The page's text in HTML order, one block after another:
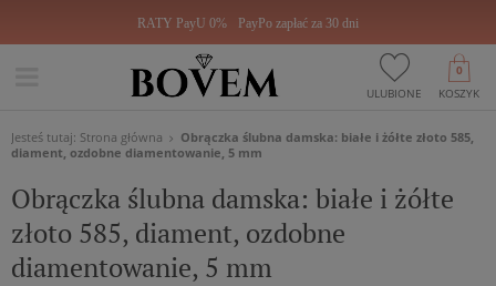
RATY PayU 0% PayPo zapłać za 30 dni
ULUBIONE KOSZYK
0
Jesteś tutaj: Strona główna
Obrączka ślubna damska: białe i żółte złoto 585,
diament, ozdobne diamentowanie, 5 mm
Obrączka ślubna damska: białe i żółte
złoto 585, diament, ozdobne
diamentowanie, 5 mm